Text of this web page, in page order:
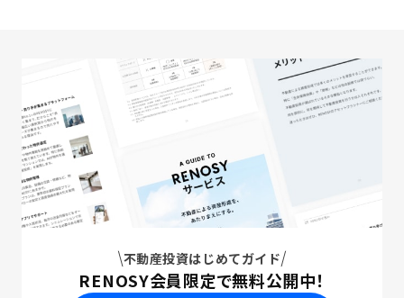
不動産投資はじめてガイド
RENOSY会員限定で無料公開中！